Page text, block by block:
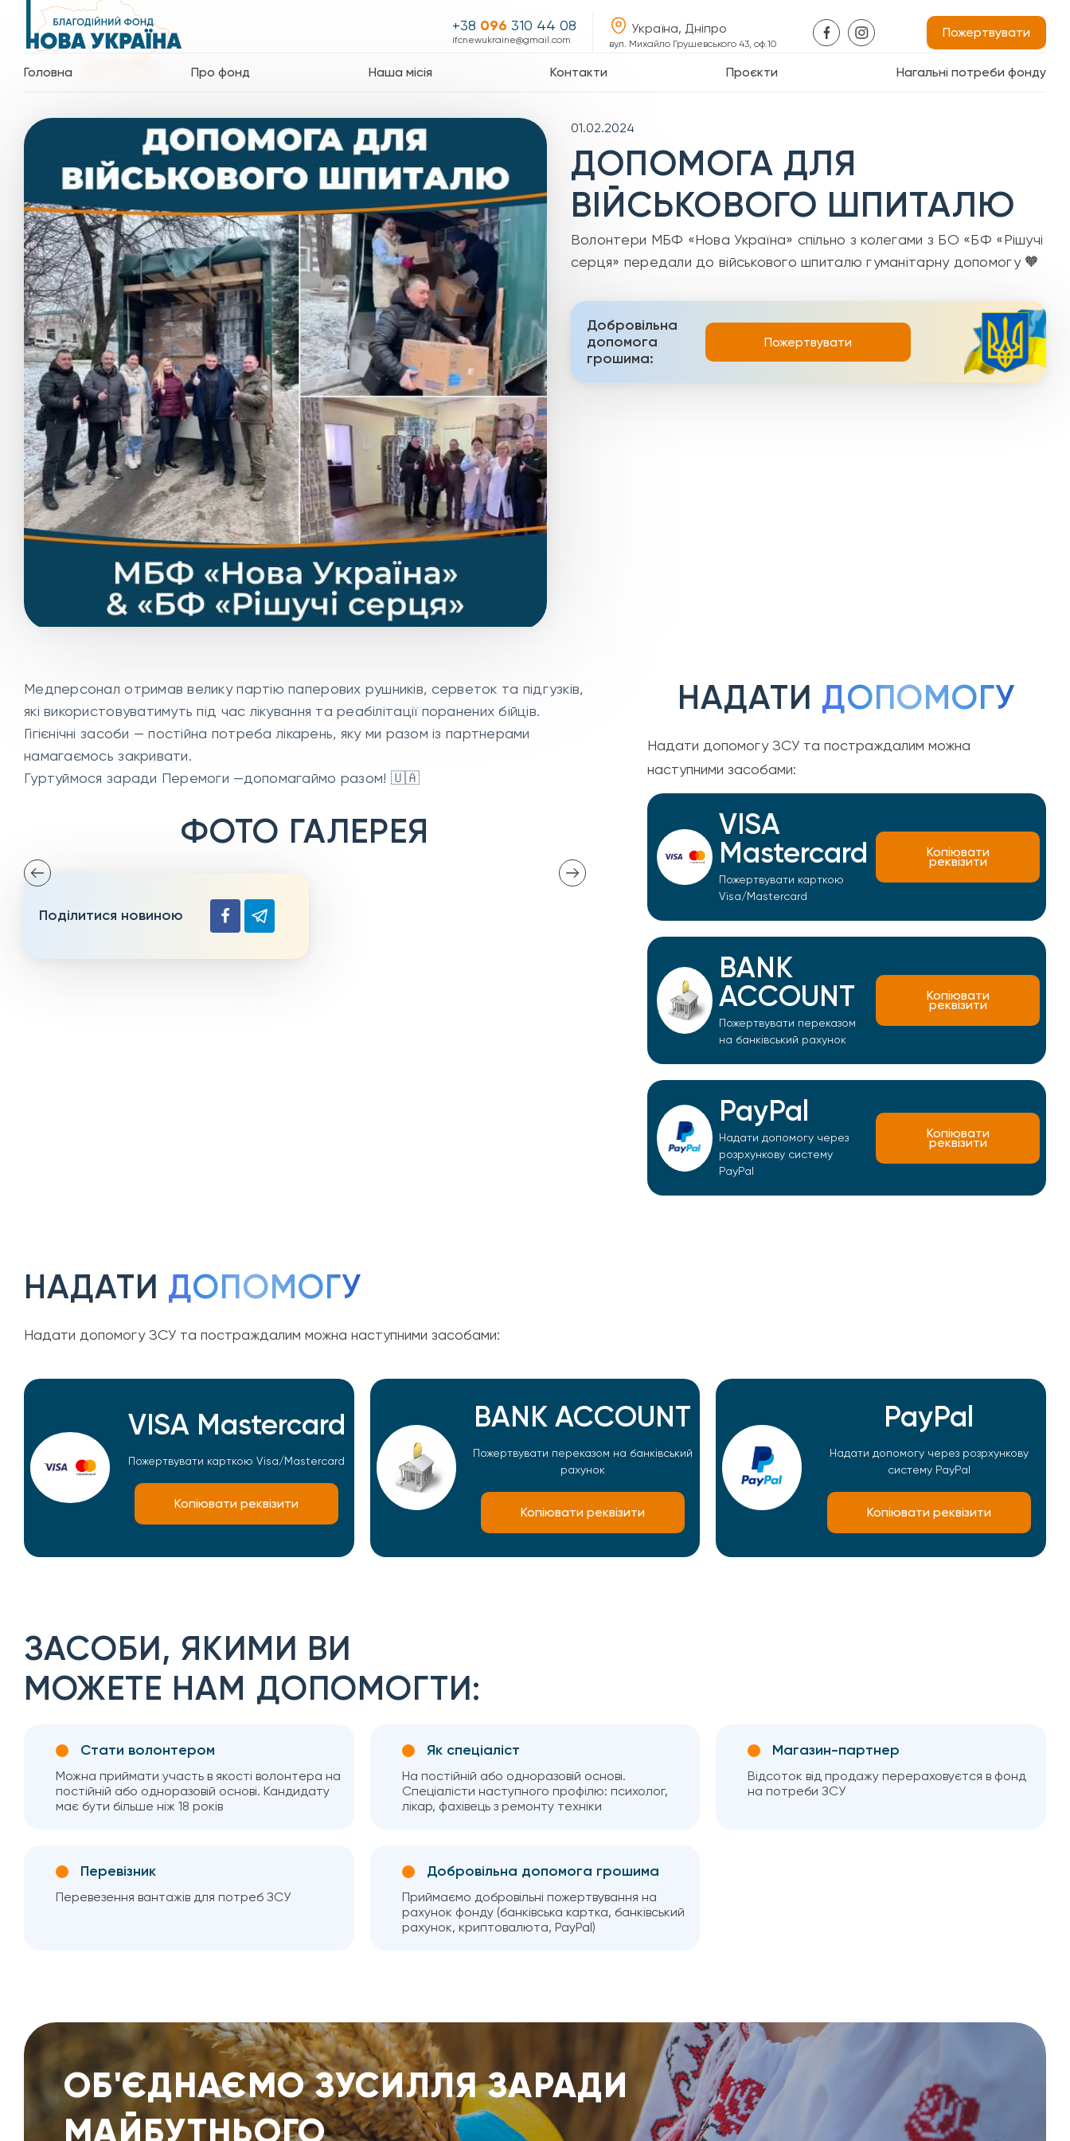
Головна Про фонд Наша місія Контакти Проєкти Нагальні потреби фонду
+38 096 310 44 08
ifcnewukraine@gmail.com
Україна, Дніпро
вул. Михайло Грушевського 43, оф.10
Пожертвувати
01.02.2024
ДОПОМОГА ДЛЯ
ВІЙСЬКОВОГО ШПИТАЛЮ
Волонтери МБФ «Нова Україна» спільно з колегами з БО «БФ «Рішучі
серця» передали до військового шпиталю гуманітарну допомогу 🧡
Добровільна
допомога
грошима:
Пожертвувати
Медперсонал отримав велику партію паперових рушників, серветок та підгузків,
які використовуватимуть під час лікування та реабілітації поранених бійців.
Гігієнічні засоби — постійна потреба лікарень, яку ми разом із партнерами
намагаємось закривати.
Гуртуймося заради Перемоги —допомагаймо разом! 🇺🇦
ФОТО ГАЛЕРЕЯ
Поділитися новиною
НАДАТИ ДОПОМОГУ
Надати допомогу ЗСУ та постраждалим можна
наступними засобами:
VISA
Mastercard
Пожертвувати карткою
Visa/Mastercard
Копіювати
реквізити
BANK
ACCOUNT
Пожертвувати переказом
на банківський рахунок
Копіювати
реквізити
PayPal
Надати допомогу через
розрхункову систему
PayPal
Копіювати
реквізити
НАДАТИ ДОПОМОГУ
Надати допомогу ЗСУ та постраждалим можна наступними засобами:
VISA Mastercard
Пожертвувати карткою Visa/Mastercard
Копіювати реквізити
BANK ACCOUNT
Пожертвувати переказом на банківський
рахунок
Копіювати реквізити
PayPal
Надати допомогу через розрхункову
систему PayPal
Копіювати реквізити
ЗАСОБИ, ЯКИМИ ВИ
МОЖЕТЕ НАМ ДОПОМОГТИ:
Стати волонтером
Можна приймати участь в якості волонтера на
постійній або одноразовій основі. Кандидату
має бути більше ніж 18 років
Як спеціаліст
На постійній або одноразовій основі.
Спеціалісти наступного профілю: психолог,
лікар, фахівець з ремонту техніки
Магазин-партнер
Відсоток від продажу перераховуєтся в фонд
на потреби ЗСУ
Перевізник
Перевезення вантажів для потреб ЗСУ
Добровільна допомога грошима
Приймаємо добровільні пожертвування на
рахунок фонду (банківська картка, банківський
рахунок, криптовалюта, PayPal)
ОБ'ЄДНАЄМО ЗУСИЛЛЯ ЗАРАДИ
МАЙБУТНЬОГО